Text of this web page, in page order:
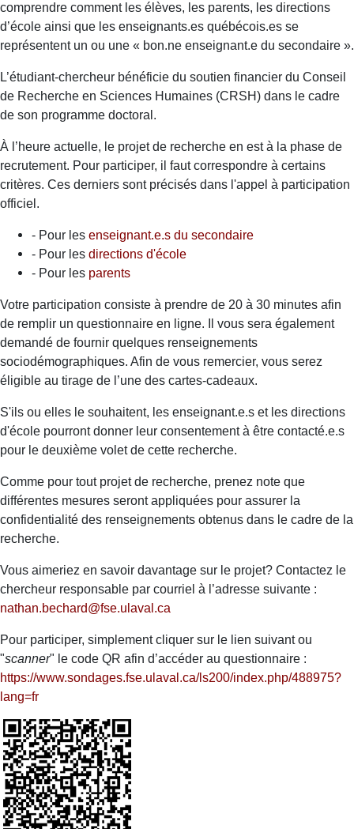
comprendre comment les élèves, les parents, les directions
d’école ainsi que les enseignants.es québécois.es se
représentent un ou une « bon.ne enseignant.e du secondaire ».
L’étudiant-chercheur bénéficie du soutien financier du Conseil
de Recherche en Sciences Humaines (CRSH) dans le cadre
de son programme doctoral.
À l’heure actuelle, le projet de recherche en est à la phase de
recrutement. Pour participer, il faut correspondre à certains
critères. Ces derniers sont précisés dans l'appel à participation
officiel.
- Pour les enseignant.e.s du secondaire
- Pour les directions d'école
- Pour les parents
Votre participation consiste à prendre de 20 à 30 minutes afin
de remplir un questionnaire en ligne. Il vous sera également
demandé de fournir quelques renseignements
sociodémographiques. Afin de vous remercier, vous serez
éligible au tirage de l’une des cartes-cadeaux.
S'ils ou elles le souhaitent, les enseignant.e.s et les directions
d'école pourront donner leur consentement à être contacté.e.s
pour le deuxième volet de cette recherche.
Comme pour tout projet de recherche, prenez note que
différentes mesures seront appliquées pour assurer la
confidentialité des renseignements obtenus dans le cadre de la
recherche.
Vous aimeriez en savoir davantage sur le projet? Contactez le
chercheur responsable par courriel à l’adresse suivante :
nathan.bechard@fse.ulaval.ca
Pour participer, simplement cliquer sur le lien suivant ou
"scanner" le code QR afin d’accéder au questionnaire :
https://www.sondages.fse.ulaval.ca/ls200/index.php/488975?
lang=fr